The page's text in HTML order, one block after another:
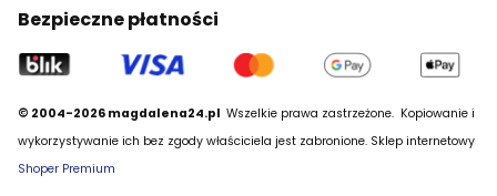
Bezpieczne płatności
© 2004-2026 magdalena24.pl Wszelkie prawa zastrzeżone. Kopiowanie i
wykorzystywanie ich bez zgody właściciela jest zabronione. Sklep internetowy
Shoper Premium